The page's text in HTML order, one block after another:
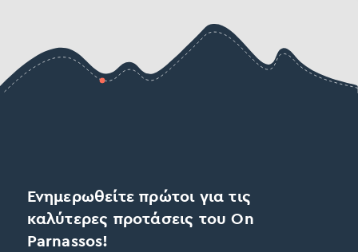
Ενημερωθείτε πρώτοι για τις
καλύτερες προτάσεις του On
Parnassos!